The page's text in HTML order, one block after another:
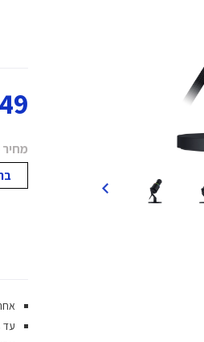
₪
עד 18 תשלומים ללא ריבית.